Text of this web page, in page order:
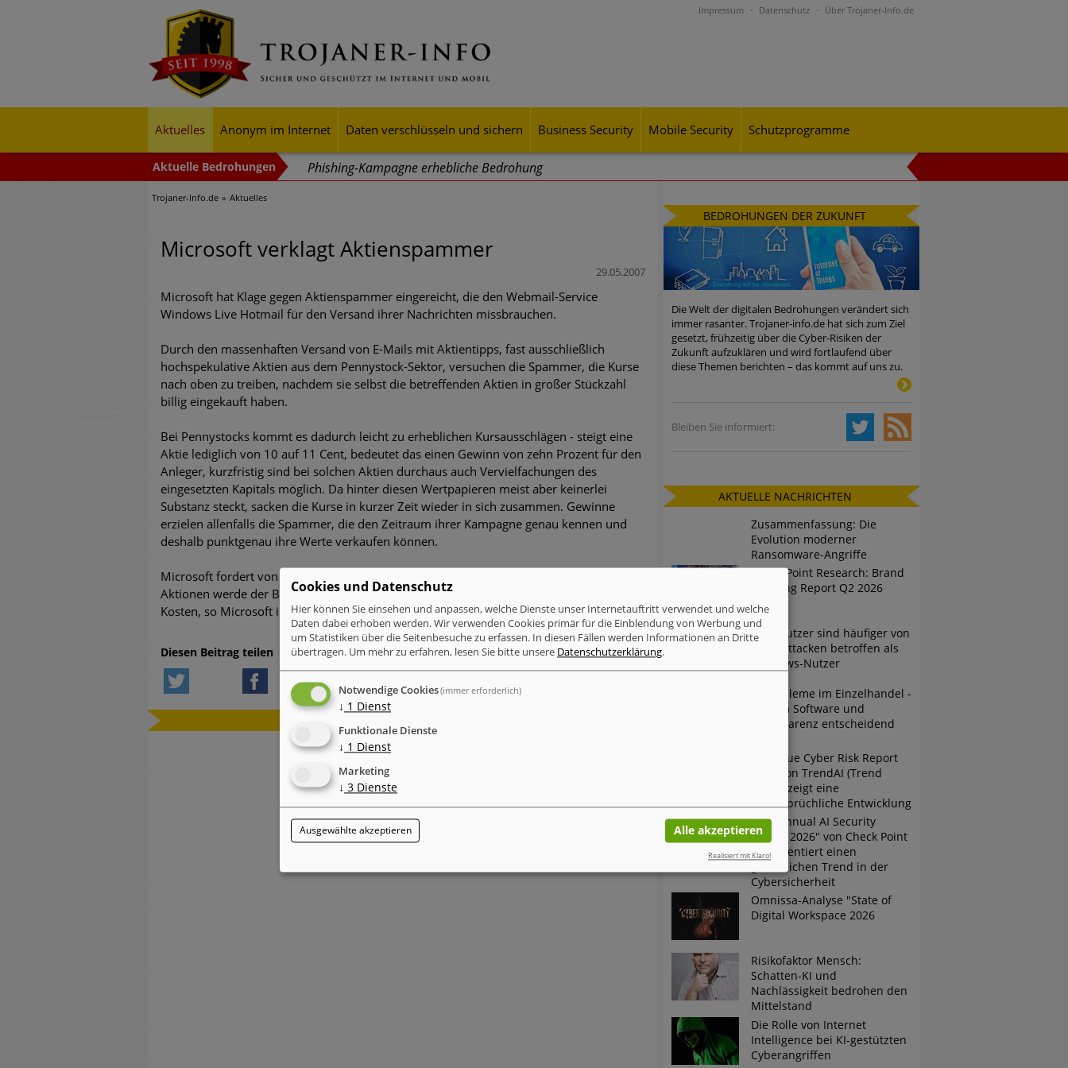
Impressum Datenschutz Über Trojaner-Info.de
Aktuelles Anonym im Internet Daten verschlüsseln und sichern Business Security Mobile Security Schutzprogramme
Phishing-Kampagne erhebliche Bedrohung
Trends bei Cyber Crimes 2024: Experten rechnen mit neue Welle an Social-Engineering-Betrugsmaschen und
Exponentiell wachsende Risiken, eine immer unübersichtlichere Cyber-Bedrohungslage – was CISOs jetzt für
Digitale Assets aller Arten im Fokus der aktuellen Cyber-Bedrohungen
Ungebremster Aufstieg: Mega-Ransomware. Deutsche Unternehmen dürfen Bedrohungspotential nicht
unterschätzen
Phishing-Trend: Führungskräfte im Visier. Was hilft gegen Harpoon Whaling?
Aktuelle Phishing-Kampagnen mit großen Markennamen – Amazon hat nun reagiert
Fake-Unternehmensprofile auf LinkedIn: Unternehmen und Nutzer im Visier der Datendiebe
Cyber Experience Center in Augsburg
Trojaner-Info.de Aktuelles
Microsoft verklagt Aktienspammer
29.05.2007
Microsoft hat Klage gegen Aktienspammer eingereicht, die den Webmail-Service
Windows Live Hotmail für den Versand ihrer Nachrichten missbrauchen.
Durch den massenhaften Versand von E-Mails mit Aktientipps, fast ausschließlich
hochspekulative Aktien aus dem Pennystock-Sektor, versuchen die Spammer, die Kurse
nach oben zu treiben, nachdem sie selbst die betreffenden Aktien in großer Stückzahl
billig eingekauft haben.
Bei Pennystocks kommt es dadurch leicht zu erheblichen Kursausschlägen - steigt eine
Aktie lediglich von 10 auf 11 Cent, bedeutet das einen Gewinn von zehn Prozent für den
Anleger, kurzfristig sind bei solchen Aktien durchaus auch Vervielfachungen des
eingesetzten Kapitals möglich. Da hinter diesen Wertpapieren meist aber keinerlei
Substanz steckt, sacken die Kurse in kurzer Zeit wieder in sich zusammen. Gewinne
erzielen allenfalls die Spammer, die den Zeitraum ihrer Kampagne genau kennen und
deshalb punktgenau ihre Werte verkaufen können.
Microsoft fordert von den Spammern Schadenersatz in ungenannter Höhe. Durch ihre
Aktionen werde der Betrieb von Hotmail beeinträchtigt und es entstehen erheblich
Kosten, so Microsoft in der Klageschrift.
Diesen Beitrag teilen
Facebook LinkedIn Xing tumblr WhatsApp
BEDROHUNGEN DER ZUKUNFT
Die Welt der digitalen Bedrohungen verändert sich
immer rasanter. Trojaner-info.de hat sich zum Ziel
gesetzt, frühzeitig über die Cyber-Risiken der
Zukunft aufzuklären und wird fortlaufend über
diese Themen berichten – das kommt auf uns zu.
Bleiben Sie informiert:
AKTUELLE NACHRICHTEN
Zusammenfassung: Die
Evolution moderner
Ransomware-Angriffe
Check Point Research: Brand
Phishing Report Q2 2026
Mac-Nutzer sind häufiger von
Cyberattacken betroffen als
Windows-Nutzer
IT-Probleme im Einzelhandel -
Warum Software und
Transparenz entscheidend
Der neue Cyber Risk Report
2026 von TrendAI (Trend
Micro) zeigt eine
widersprüchliche Entwicklung
Der "Annual AI Security
Report 2026" von Check Point
dokumentiert einen
gefährlichen Trend in der
Cybersicherheit
Omnissa-Analyse "State of
Digital Workspace 2026
Risikofaktor Mensch:
Schatten-KI und
Nachlässigkeit bedrohen den
Mittelstand
Die Rolle von Internet
Intelligence bei KI-gestützten
Cyberangriffen
Cookies und Datenschutz
Hier können Sie einsehen und anpassen, welche Dienste unser Internetauftritt verwendet und welche
Daten dabei erhoben werden. Wir verwenden Cookies primär für die Einblendung von Werbung und
um Statistiken über die Seitenbesuche zu erfassen. In diesen Fällen werden Informationen an Dritte
übertragen. Um mehr zu erfahren, lesen Sie bitte unsere Datenschutzerklärung.
Notwendige Cookies(immer erforderlich)
↓ 1 Dienst
Funktionale Dienste
↓ 1 Dienst
Marketing
↓ 3 Dienste
Ausgewählte akzeptieren Alle akzeptieren
Realisiert mit Klaro!